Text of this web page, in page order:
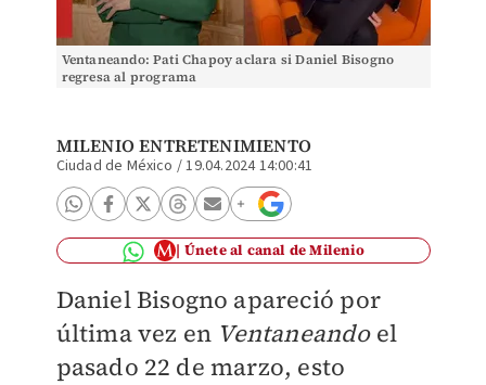
Ventaneando: Pati Chapoy aclara si Daniel Bisogno
regresa al programa
MILENIO ENTRETENIMIENTO
Ciudad de México /19.04.2024 14:00:41
Únete al canal de Milenio
Daniel Bisogno apareció por
última vez en Ventaneando el
pasado 22 de marzo, esto